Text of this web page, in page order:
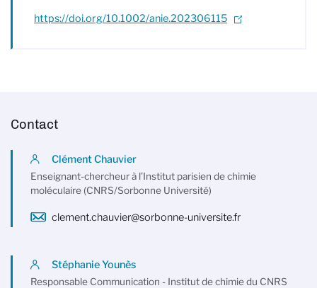
https://doi.org/10.1002/anie.202306115
Contact
Clément Chauvier
Enseignant-chercheur à l’Institut parisien de chimie
moléculaire (CNRS/Sorbonne Université)
clement.chauvier@sorbonne-universite.fr
Stéphanie Younès
Responsable Communication - Institut de chimie du CNRS